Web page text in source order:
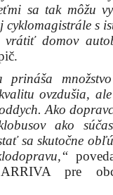
sa tak môžu
s
domov
prináša
ovzdušia,
Ako
ako
sa skutočne
ARRIVA pre